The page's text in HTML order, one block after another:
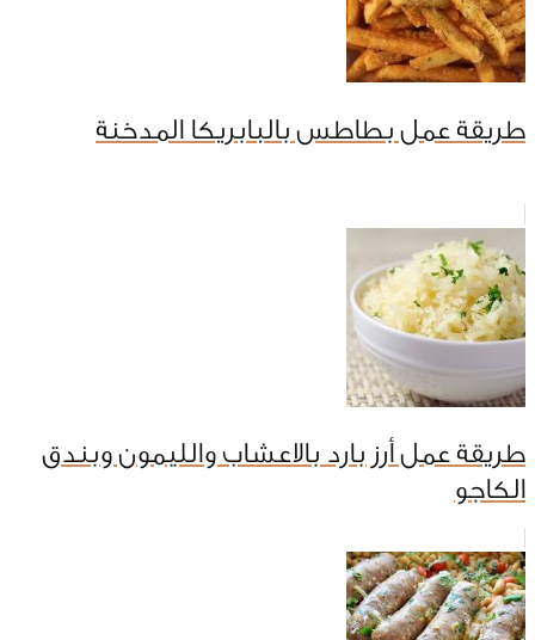
طريقة عمل بطاطس بالبابريكا المدخنة
طريقة عمل أرز بارد بالاعشاب والليمون وبندق
الكاجو